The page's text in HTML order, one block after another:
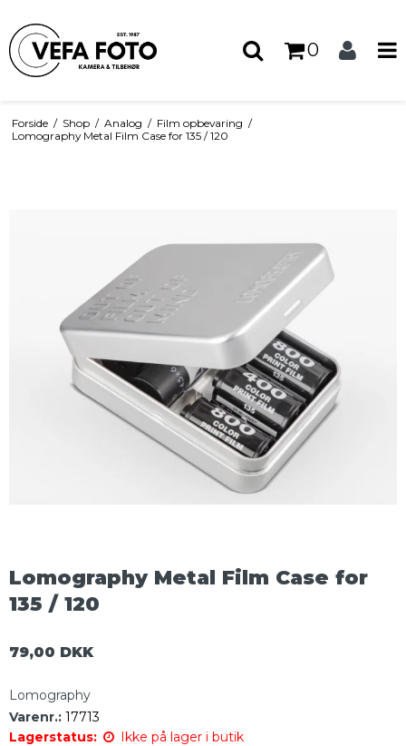
0
Forside / Shop / Analog / Film opbevaring /
Lomography Metal Film Case for 135 / 120
Lomography Metal Film Case for
135 / 120
79,00 DKK
Lomography
Varenr.: 17713
Lagerstatus:
Ikke på lager i butik